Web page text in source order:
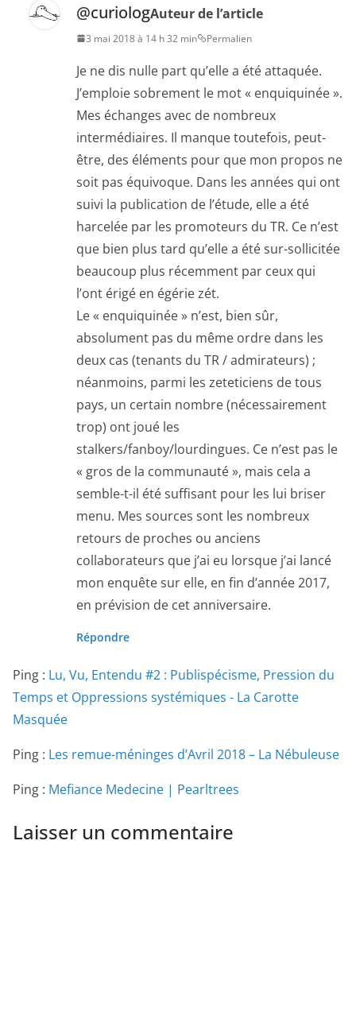
@curiologAuteur de l’article
3 mai 2018 à 14 h 32 min Permalien
Je ne dis nulle part qu’elle a été attaquée.
J’emploie sobrement le mot « enquiquinée ».
Mes échanges avec de nombreux
intermédiaires. Il manque toutefois, peut-
être, des éléments pour que mon propos ne
soit pas équivoque. Dans les années qui ont
suivi la publication de l’étude, elle a été
harcelée par les promoteurs du TR. Ce n’est
que bien plus tard qu’elle a été sur-sollicitée
beaucoup plus récemment par ceux qui
l’ont érigé en égérie zét.
Le « enquiquinée » n’est, bien sûr,
absolument pas du même ordre dans les
deux cas (tenants du TR / admirateurs) ;
néanmoins, parmi les zeteticiens de tous
pays, un certain nombre (nécessairement
trop) ont joué les
stalkers/fanboy/lourdingues. Ce n’est pas le
« gros de la communauté », mais cela a
semble-t-il été suffisant pour les lui briser
menu. Mes sources sont les nombreux
retours de proches ou anciens
collaborateurs que j’ai eu lorsque j’ai lancé
mon enquête sur elle, en fin d’année 2017,
en prévision de cet anniversaire.
Répondre
Ping : Lu, Vu, Entendu #2 : Publispécisme, Pression du
Temps et Oppressions systémiques - La Carotte
Masquée
Ping : Les remue-méninges d’Avril 2018 – La Nébuleuse
Ping : Mefiance Medecine | Pearltrees
Laisser un commentaire